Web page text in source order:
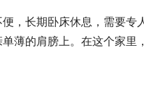
，长期卧床休息，需要专
薄的肩膀上。在这个家里